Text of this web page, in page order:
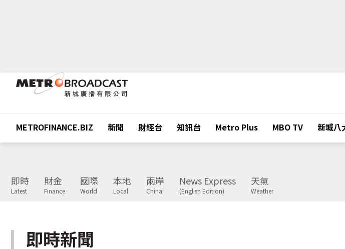
METROFINANCE.BIZ 新聞 財經台 知訊台 Metro Plus MBO TV 新城八
即時
Latest
財金
Finance
國際
World
本地
Local
兩岸
China
News Express
(English Edition)
天氣
Weather
即時新聞